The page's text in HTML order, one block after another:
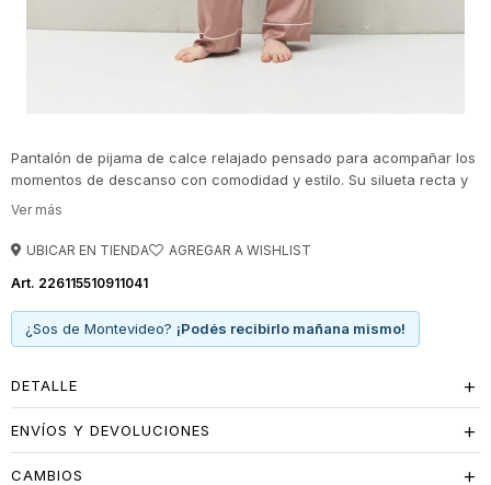
Pantalón de pijama de calce relajado pensado para acompañar los
momentos de descanso con comodidad y estilo. Su silueta recta y
amplia aporta libertad de movimiento, mientras la cintura elastizada
combinar con su camisa a juego y lograr un set armónico, cómodo
UBICAR EN TIENDA
226115510911041
¿Sos de Montevideo? ¡Podés recibirlo mañana mismo!
DETALLE
ENVÍOS Y DEVOLUCIONES
CAMBIOS